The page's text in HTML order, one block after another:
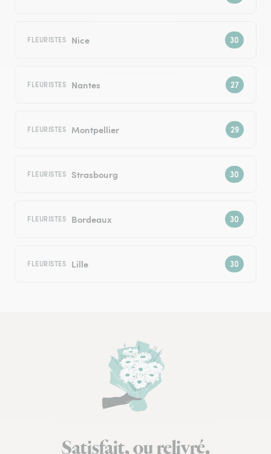
FLEURISTES Nice
FLEURISTES Nantes
FLEURISTES Montpellier
FLEURISTES Strasbourg
FLEURISTES Bordeaux
FLEURISTES Lille
Satisfait, ou relivré.